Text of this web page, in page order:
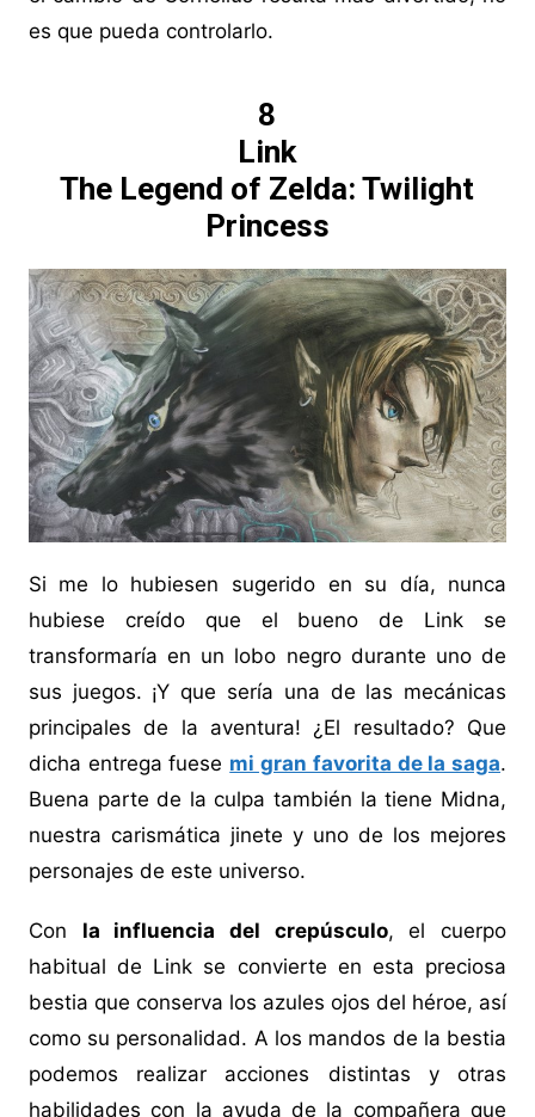
es que pueda controlarlo.
8
Link
The Legend of Zelda: Twilight
Princess
Si me lo hubiesen sugerido en su día, nunca
hubiese creído que el bueno de Link se
transformaría en un lobo negro durante uno de
sus juegos. ¡Y que sería una de las mecánicas
principales de la aventura! ¿El resultado? Que
dicha entrega fuese mi gran favorita de la saga.
Buena parte de la culpa también la tiene Midna,
nuestra carismática jinete y uno de los mejores
personajes de este universo.
Con la influencia del crepúsculo, el cuerpo
habitual de Link se convierte en esta preciosa
bestia que conserva los azules ojos del héroe, así
como su personalidad. A los mandos de la bestia
podemos realizar acciones distintas y otras
habilidades con la ayuda de la compañera que